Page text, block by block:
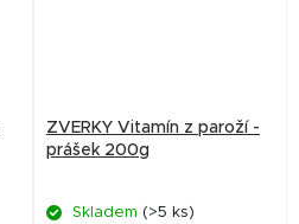
ZVERKY Vitamín z paroží -
prášek 200g
Skladem (>5 ks)